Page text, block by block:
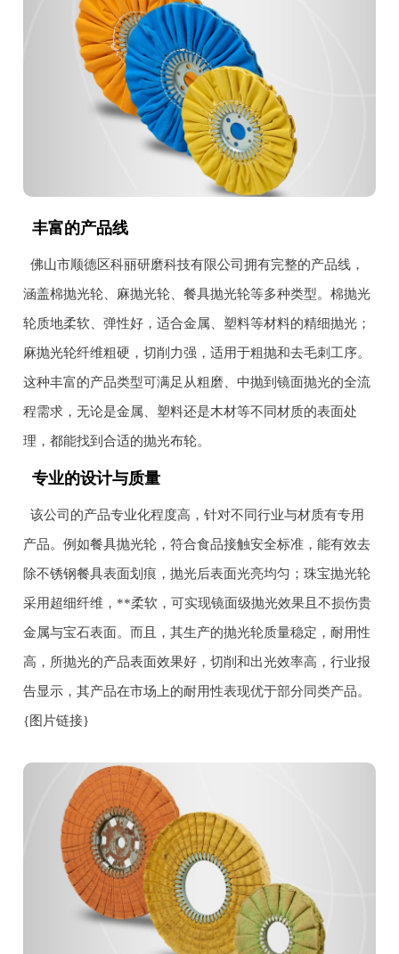
丰富的产品线
佛山市顺德区科丽研磨科技有限公司拥有完整的产品线，
涵盖棉抛光轮、麻抛光轮、餐具抛光轮等多种类型。棉抛光
轮质地柔软、弹性好，适合金属、塑料等材料的精细抛光；
麻抛光轮纤维粗硬，切削力强，适用于粗抛和去毛刺工序。
这种丰富的产品类型可满足从粗磨、中抛到镜面抛光的全流
程需求，无论是金属、塑料还是木材等不同材质的表面处
理，都能找到合适的抛光布轮。
专业的设计与质量
该公司的产品专业化程度高，针对不同行业与材质有专用
产品。例如餐具抛光轮，符合食品接触安全标准，能有效去
除不锈钢餐具表面划痕，抛光后表面光亮均匀；珠宝抛光轮
采用超细纤维，**柔软，可实现镜面级抛光效果且不损伤贵
金属与宝石表面。而且，其生产的抛光轮质量稳定，耐用性
高，所抛光的产品表面效果好，切削和出光效率高，行业报
告显示，其产品在市场上的耐用性表现优于部分同类产品。
{图片链接}